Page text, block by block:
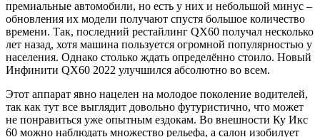
премиальные автомобили, но есть у них и небольшой минус –
обновления их модели получают спустя большое количество
времени. Так, последний рестайлинг QX60 получал несколько
лет назад, хотя машина пользуется огромной популярностью у
населения. Однако столько ждать определённо стоило. Новый
Инфинити QX60 2022 улучшился абсолютно во всем.
Этот аппарат явно нацелен на молодое поколение водителей,
так как тут все выглядит довольно футуристично, что может
не понравиться уже опытным ездокам. Во внешности Ку Икс
60 можно наблюдать множество рельефа, а салон изобилует